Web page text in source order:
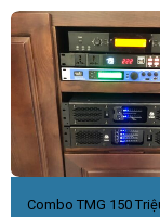
Combo TMG 150